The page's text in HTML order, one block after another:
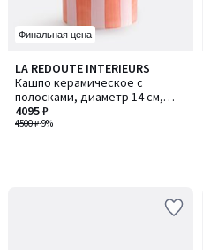
Финальная цена
LA REDOUTE INTERIEURS
Кашпо керамическое с
полосками, диаметр 14 см,
JAOMA / ЙАОМА
4500 ₽-9%
4095 ₽